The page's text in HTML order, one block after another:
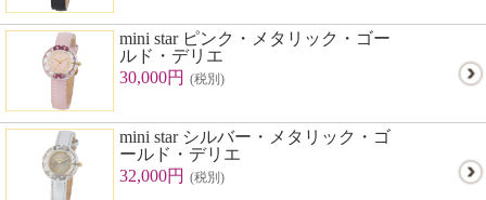
mini star ピンク・メタリック・ゴー
ルド・デリエ
30,000円 (税別)
mini star シルバー・メタリック・ゴ
ールド・デリエ
32,000円 (税別)